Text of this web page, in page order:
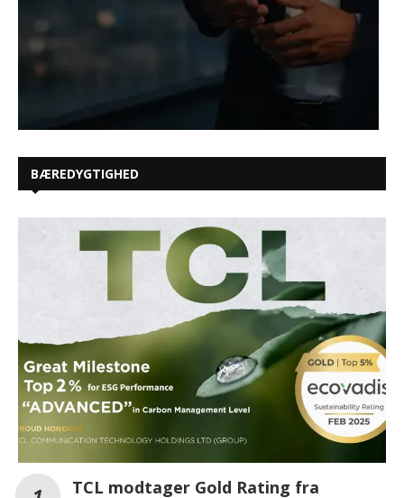
BÆREDYGTIGHED
TCL modtager Gold Rating fra